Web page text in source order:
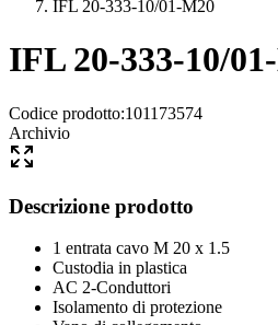
IFL 20-333-10/01-M20
IFL 20-333-10/
Codice prodotto:101173574
Archivio
Descrizione prodotto
1 entrata cavo M 20 x 1.5
Custodia in plastica
AC 2-Conduttori
Isolamento di protezione